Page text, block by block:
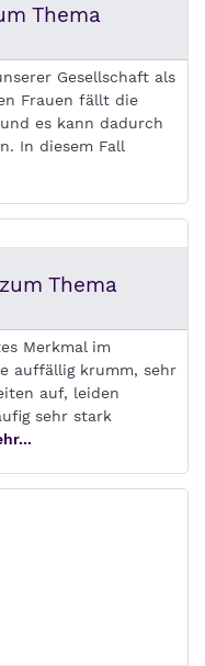
Thema
Gesellschaft als
Frauen fällt die
es kann dadurch
In diesem Fall
Thema
Merkmal im
auffällig krumm, sehr
auf, leiden
sehr stark